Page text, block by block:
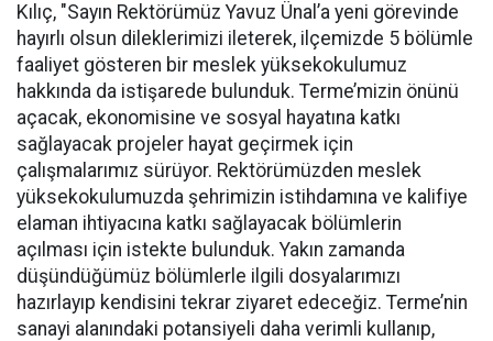
Kılıç, "Sayın Rektörümüz Yavuz Ünal’a yeni görevinde
hayırlı olsun dileklerimizi ileterek, ilçemizde 5 bölümle
faaliyet gösteren bir meslek yüksekokulumuz
hakkında da istişarede bulunduk. Terme’mizin önünü
açacak, ekonomisine ve sosyal hayatına katkı
sağlayacak projeler hayat geçirmek için
çalışmalarımız sürüyor. Rektörümüzden meslek
yüksekokulumuzda şehrimizin istihdamına ve kalifiye
elaman ihtiyacına katkı sağlayacak bölümlerin
açılması için istekte bulunduk. Yakın zamanda
düşündüğümüz bölümlerle ilgili dosyalarımızı
hazırlayıp kendisini tekrar ziyaret edeceğiz. Terme’nin
sanayi alanındaki potansiyeli daha verimli kullanıp,